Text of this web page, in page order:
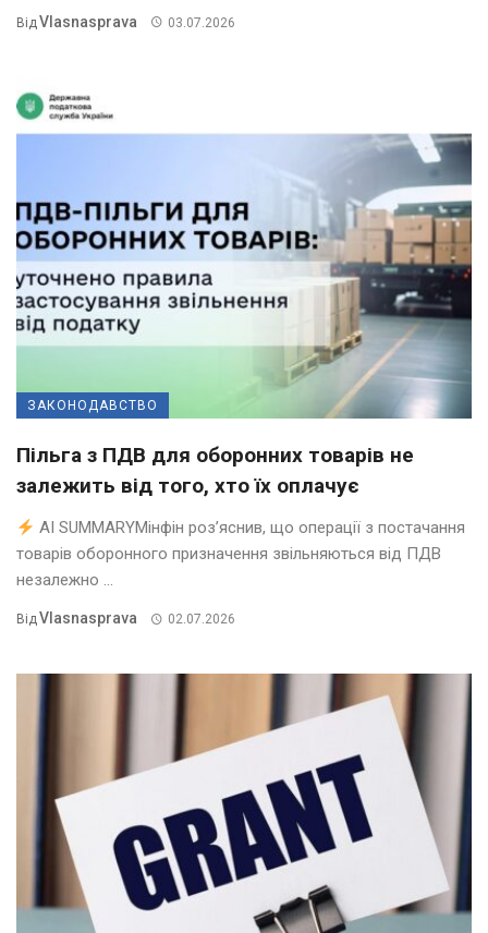
Від Vlasnasprava 03.07.2026
ЗАКОНОДАВСТВО
Пільга з ПДВ для оборонних товарів не
залежить від того, хто їх оплачує
AI SUMMARYМінфін роз’яснив, що операції з постачання
товарів оборонного призначення звільняються від ПДВ
незалежно ...
ВідVlasnasprava 02.07.2026